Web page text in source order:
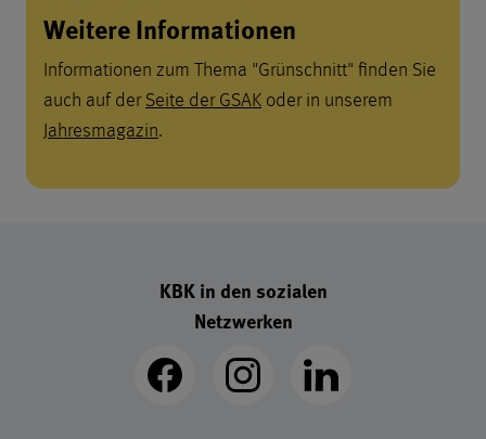
Weitere Informationen
Informationen zum Thema "Grünschnitt" finden Sie
auch auf derSeite der GSAK oder in unserem
Jahresmagazin.
Footer - Schnellzugriff-Links
KBK in den sozialen
Netzwerken